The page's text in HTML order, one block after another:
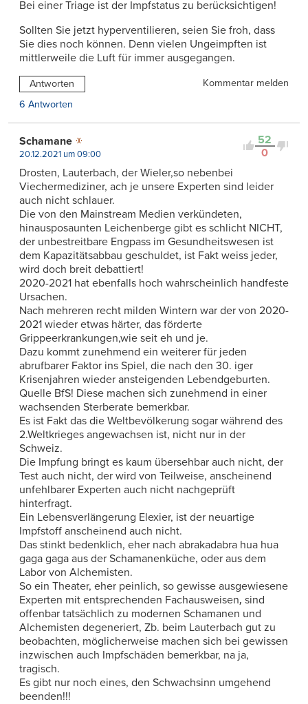
Bei einer Triage ist der Impfstatus zu berücksichtigen!
Sollten Sie jetzt hyperventilieren, seien Sie froh, dass
Sie dies noch können. Denn vielen Ungeimpften ist
mittlerweile die Luft für immer ausgegangen.
Antworten
Kommentar melden
6 Antworten
52
0
Schamane
20.12.2021 um 09:00
Drosten, Lauterbach, der Wieler,so nebenbei
Viechermediziner, ach je unsere Experten sind leider
auch nicht schlauer.
Die von den Mainstream Medien verkündeten,
hinausposaunten Leichenberge gibt es schlicht NICHT,
der unbestreitbare Engpass im Gesundheitswesen ist
dem Kapazitätsabbau geschuldet, ist Fakt weiss jeder,
wird doch breit debattiert!
2020-2021 hat ebenfalls hoch wahrscheinlich handfeste
Ursachen.
Nach mehreren recht milden Wintern war der von 2020-
2021 wieder etwas härter, das förderte
Grippeerkrankungen,wie seit eh und je.
Dazu kommt zunehmend ein weiterer für jeden
abrufbarer Faktor ins Spiel, die nach den 30. iger
Krisenjahren wieder ansteigenden Lebendgeburten.
Quelle BfS! Diese machen sich zunehmend in einer
wachsenden Sterberate bemerkbar.
Es ist Fakt das die Weltbevölkerung sogar während des
2.Weltkrieges angewachsen ist, nicht nur in der
Schweiz.
Die Impfung bringt es kaum übersehbar auch nicht, der
Test auch nicht, der wird von Teilweise, anscheinend
unfehlbarer Experten auch nicht nachgeprüft
hinterfragt.
Ein Lebensverlängerung Elexier, ist der neuartige
Impfstoff anscheinend auch nicht.
Das stinkt bedenklich, eher nach abrakadabra hua hua
gaga gaga aus der Schamanenküche, oder aus dem
Labor von Alchemisten.
So ein Theater, eher peinlich, so gewisse ausgewiesene
Experten mit entsprechenden Fachausweisen‚ sind
offenbar tatsächlich zu modernen Schamanen und
Alchemisten degeneriert, Zb. beim Lauterbach gut zu
beobachten, möglicherweise machen sich bei gewissen
inzwischen auch Impfschäden bemerkbar, na ja,
tragisch.
Es gibt nur noch eines, den Schwachsinn umgehend
beenden!!!